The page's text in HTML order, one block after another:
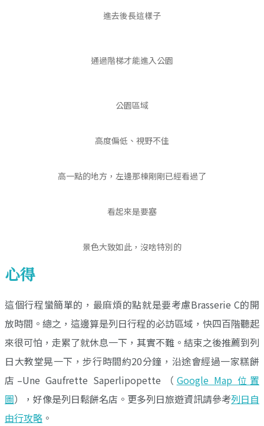
進去後長這樣子
通過階梯才能進入公園
公園區域
高度偏低、視野不佳
高一點的地方，左邊那棟剛剛已經看過了
看起來是要塞
景色大致如此，沒啥特別的
心得
這個行程蠻簡單的，最麻煩的點就是要考慮Brasserie C的開
放時間。總之，這邊算是列日行程的必訪區域，快四百階聽起
來很可怕，走累了就休息一下，其實不難。結束之後推薦到列
日大教堂晃一下，步行時間約20分鐘，沿途會經過一家糕餅
店–Une Gaufrette Saperlipopette（ Google Map 位置
圖），好像是列日鬆餅名店。更多列日旅遊資訊請參考列日自
由行攻略 。